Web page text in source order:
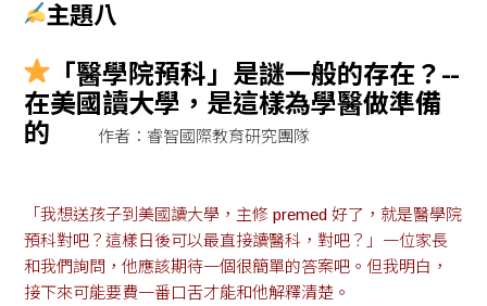
主題八
「醫學院預科」是謎一般的存在？--
在美國讀大學，是這樣為學醫做準備
的
作者：睿智國際教育研究團隊
「我想送孩子到美國讀大學，主修 premed 好了，就是醫學院
預科對吧？這樣日後可以最直接讀醫科，對吧？」一位家長
和我們詢問，他應該期待一個很簡單的答案吧。但我明白，
接下來可能要費一番口舌才能和他解釋清楚。